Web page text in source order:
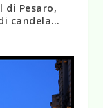
di Pesaro,
candela…